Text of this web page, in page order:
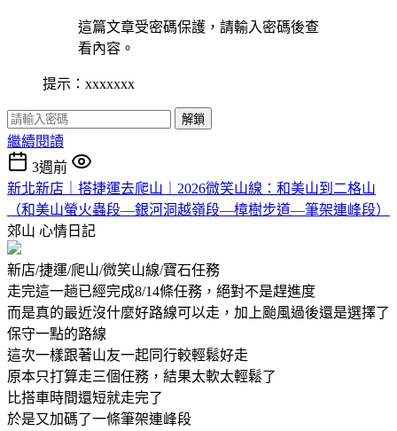
這篇文章受密碼保護，請輸入密碼後查
看內容。
提示：xxxxxxx
解鎖
繼續閱讀
3週前
新北新店｜搭捷運去爬山｜2026微笑山線：和美山到二格山
（和美山螢火蟲段—銀河洞越嶺段—樟樹步道—筆架連峰段）
郊山 心情日記
新店/捷運/爬山/微笑山線/寶石任務
走完這一趟已經完成8/14條任務，絕對不是趕進度
而是真的最近沒什麼好路線可以走，加上颱風過後還是選擇了
保守一點的路線
這次一樣跟著山友一起同行較輕鬆好走
原本只打算走三個任務，結果太軟太輕鬆了
比搭車時間還短就走完了
於是又加碼了一條筆架連峰段